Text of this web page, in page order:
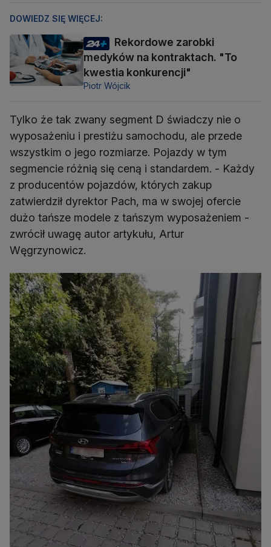
DOWIEDZ SIĘ WIĘCEJ:
Rekordowe zarobki
medyków na kontraktach. "To
kwestia konkurencji"
Piotr Wójcik
Tylko że tak zwany segment D świadczy nie o
wyposażeniu i prestiżu samochodu, ale przede
wszystkim o jego rozmiarze. Pojazdy w tym
segmencie różnią się ceną i standardem. - Każdy
z producentów pojazdów, których zakup
zatwierdził dyrektor Pach, ma w swojej ofercie
dużo tańsze modele z tańszym wyposażeniem -
zwrócił uwagę autor artykułu, Artur
Węgrzynowicz.